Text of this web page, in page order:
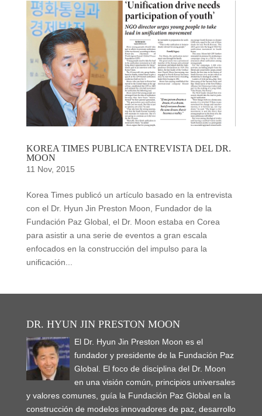
KOREA TIMES PUBLICA ENTREVISTA DEL DR.
MOON
11 Nov, 2015
Korea Times publicó un artículo basado en la entrevista
con el Dr. Hyun Jin Preston Moon, Fundador de la
Fundación Paz Global, el Dr. Moon estaba en Corea
para asistir a una serie de eventos a gran escala
enfocados en la construcción del impulso para la
unificación...
DR. HYUN JIN PRESTON MOON
El Dr. Hyun Jin Preston Moon es el
fundador y presidente de la Fundación Paz
Global. El foco de disciplina del Dr. Moon
en una visión común, principios universales
y valores comunes, guía la Fundación Paz Global en la
construcción de modelos innovadores de paz, desarrollo